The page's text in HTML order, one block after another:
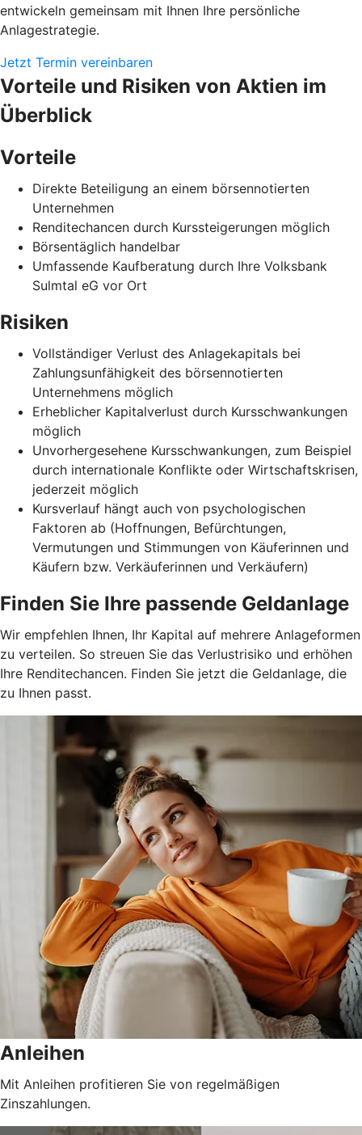
entwickeln gemeinsam mit Ihnen Ihre persönliche
Anlagestrategie.
Jetzt Termin vereinbaren
Vorteile und Risiken von Aktien im
Überblick
Vorteile
Direkte Beteiligung an einem börsennotierten
Unternehmen
Renditechancen durch Kurssteigerungen möglich
Börsentäglich handelbar
Umfassende Kaufberatung durch Ihre Volksbank
Sulmtal eG vor Ort
Risiken
Vollständiger Verlust des Anlagekapitals bei
Zahlungsunfähigkeit des börsennotierten
Unternehmens möglich
Erheblicher Kapitalverlust durch Kursschwankungen
möglich
Unvorhergesehene Kursschwankungen, zum Beispiel
durch internationale Konflikte oder Wirtschaftskrisen,
jederzeit möglich
Kursverlauf hängt auch von psychologischen
Faktoren ab (Hoffnungen, Befürchtungen,
Vermutungen und Stimmungen von Käuferinnen und
Käufern bzw. Verkäuferinnen und Verkäufern)
Finden Sie Ihre passende Geldanlage
Wir empfehlen Ihnen, Ihr Kapital auf mehrere Anlageformen
zu verteilen. So streuen Sie das Verlustrisiko und erhöhen
Ihre Renditechancen. Finden Sie jetzt die Geldanlage, die
zu Ihnen passt.
Anleihen
Mit Anleihen profitieren Sie von regelmäßigen
Zinszahlungen.